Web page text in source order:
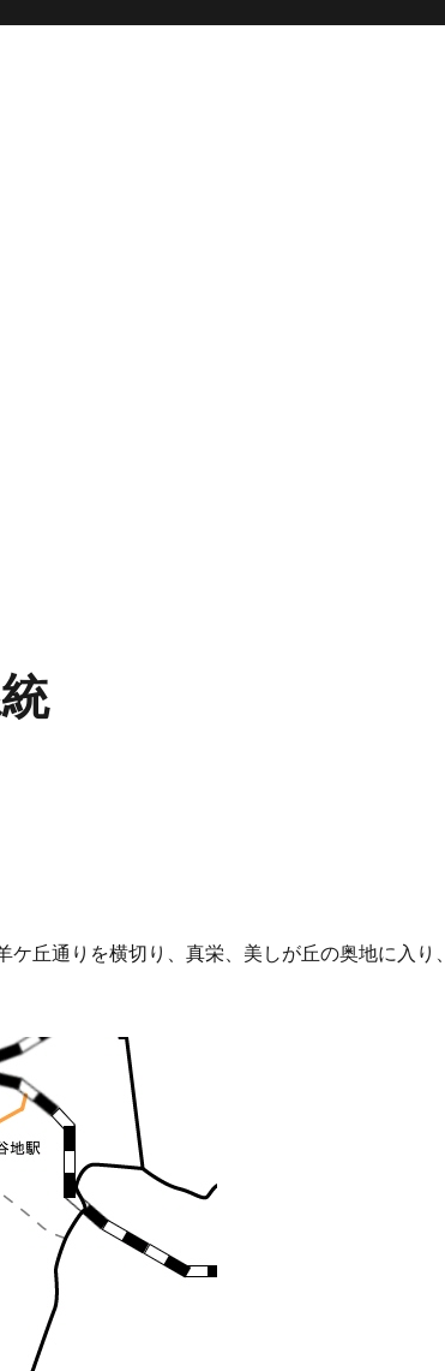
丘通りを横切り、真栄、美しが丘の奥地に入り、